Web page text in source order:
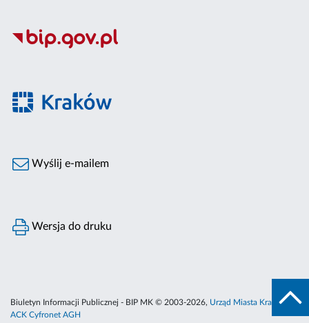
Wyślij e-mailem
Wersja do druku
Biuletyn Informacji Publicznej - BIP MK © 2003-2026, Urząd Miasta Krakowa
ACK Cyfronet AGH